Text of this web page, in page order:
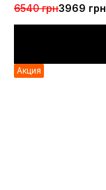
6540 грн3969 грн
Акция